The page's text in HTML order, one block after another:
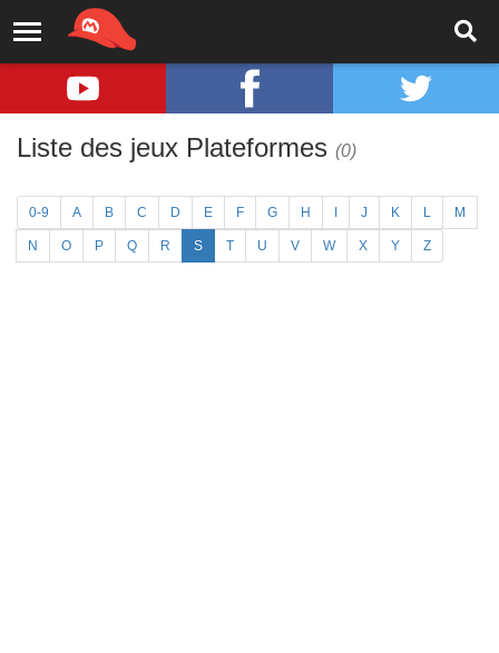
Liste des jeux Plateformes (0)
0-9 A B C D E F G H J K L M
N O P Q R S T U V W X Y Z